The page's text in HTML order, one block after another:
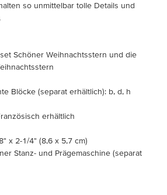
so unmittelbar tolle Details und
Schöner Weihnachtsstern und die
Blöcke (separat erhältlich): b, d, h
erhältlich
x 2-1/4" (8,6 x 5,7 cm)
Stanz- und Prägemaschine (separat